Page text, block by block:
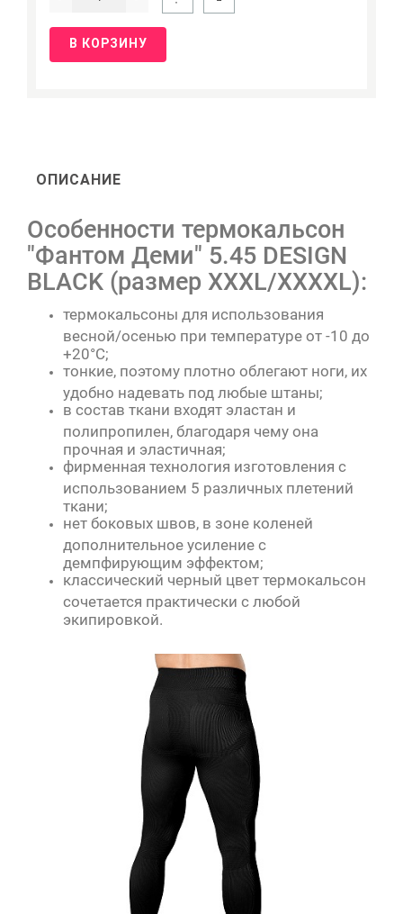
В КОРЗИНУ
ОПИСАНИЕ
Особенности термокальсон
"Фантом Деми" 5.45 DESIGN
BLACK (размер XXXL/XXXXL):
термокальсоны для использования
весной/осенью при температуре от -10 до
+20°C;
тонкие, поэтому плотно облегают ноги, их
удобно надевать под любые штаны;
в состав ткани входят эластан и
полипропилен, благодаря чему она
прочная и эластичная;
фирменная технология изготовления с
использованием 5 различных плетений
ткани;
нет боковых швов, в зоне коленей
дополнительное усиление с
демпфирующим эффектом;
классический черный цвет термокальсон
сочетается практически с любой
экипировкой.